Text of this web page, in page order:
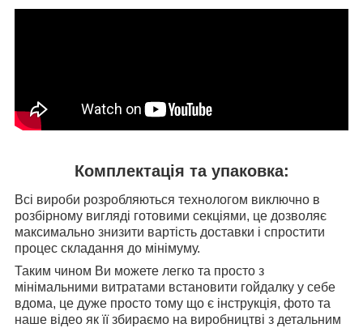
Комплектація та упаковка:
Всі вироби розробляються технологом виключно в
розбірному вигляді готовими секціями, це дозволяє
максимально знизити вартість доставки і спростити
процес складання до мінімуму.
Таким чином Ви можете легко та просто з
мінімальними витратами встановити гойдалку у себе
вдома, це дуже просто тому що є інструкція, фото та
наше відео як її збираємо на виробництві з детальним